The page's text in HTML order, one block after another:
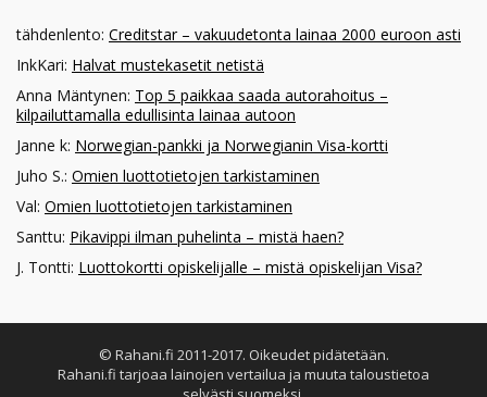
tähdenlento: Creditstar – vakuudetonta lainaa 2000 euroon asti
InkKari: Halvat mustekasetit netistä
Anna Mäntynen: Top 5 paikkaa saada autorahoitus –
kilpailuttamalla edullisinta lainaa autoon
Janne k: Norwegian-pankki ja Norwegianin Visa-kortti
Juho S.: Omien luottotietojen tarkistaminen
Val: Omien luottotietojen tarkistaminen
Santtu: Pikavippi ilman puhelinta – mistä haen?
J. Tontti: Luottokortti opiskelijalle – mistä opiskelijan Visa?
© Rahani.fi 2011-2017. Oikeudet pidätetään.
Rahani.fi tarjoaa lainojen vertailua ja muuta taloustietoa